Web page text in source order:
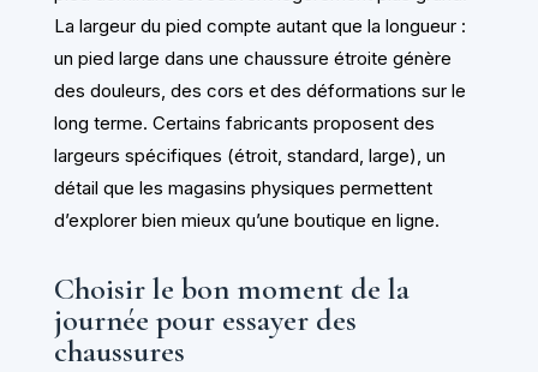
La largeur du pied compte autant que la longueur :
un pied large dans une chaussure étroite génère
des douleurs, des cors et des déformations sur le
long terme. Certains fabricants proposent des
largeurs spécifiques (étroit, standard, large), un
détail que les magasins physiques permettent
d’explorer bien mieux qu’une boutique en ligne.
Choisir le bon moment de la
journée pour essayer des
chaussures